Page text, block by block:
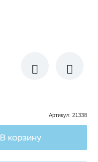
Артикул: 21338
В корзину